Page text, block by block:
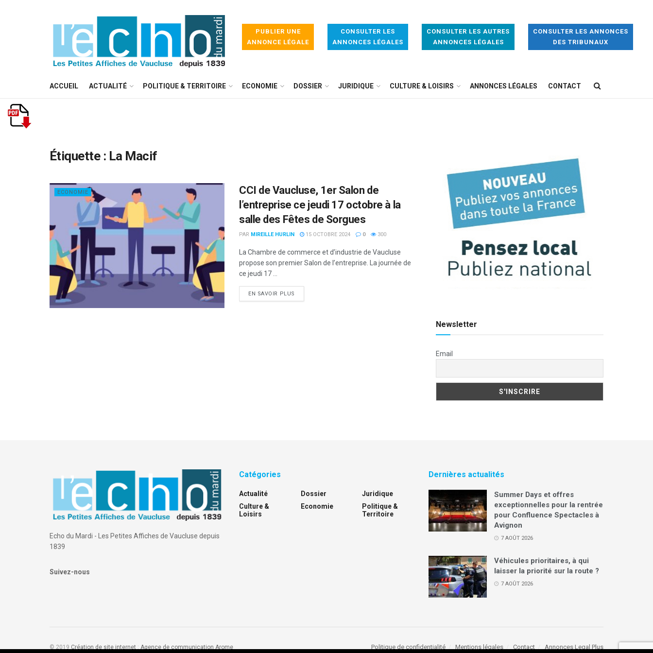
PUBLIER UNE
ANNONCE LÉGALE
CONSULTER LES
ANNONCES LÉGALES
CONSULTER LES AUTRES
ANNONCES LÉGALES
CONSULTER LES ANNONCES
DES TRIBUNAUX
ACCUEIL ACTUALITÉ POLITIQUE & TERRITOIRE ECONOMIE DOSSIER JURIDIQUE CULTURE & LOISIRS ANNONCES LÉGALES CONTACT
Étiquette : La Macif
ECONOMIE
CCI de Vaucluse, 1er Salon de
l’entreprise ce jeudi 17 octobre à la
salle des Fêtes de Sorgues
PAR MIREILLE HURLIN 15 OCTOBRE 2024 0 300
La Chambre de commerce et d’industrie de Vaucluse
propose son premier Salon de l’entreprise. La journée de
ce jeudi 17 ...
EN SAVOIR PLUS
Newsletter
Email
Echo du Mardi - Les Petites Affiches de Vaucluse depuis
1839
Suivez-nous
Catégories
Actualité
Culture &
Loisirs
Dossier
Economie
Juridique
Politique &
Territoire
Dernières actualités
Summer Days et offres
exceptionnelles pour la rentrée
pour Confluence Spectacles à
Avignon
7 AOÛT 2026
Véhicules prioritaires, à qui
laisser la priorité sur la route ?
7 AOÛT 2026
Politique de confidentialité Mentions légales Contact Annonces Legal Plus
© 2019 Création de site internet : Agence de communication Arome